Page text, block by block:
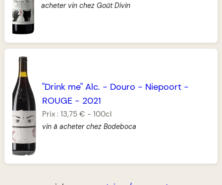
acheter vin chez Goût Divin
"Drink me" Alc. - Douro - Niepoort -
ROUGE - 2021
Prix :13,75 € -100cl
vin à acheter chez Bodeboca